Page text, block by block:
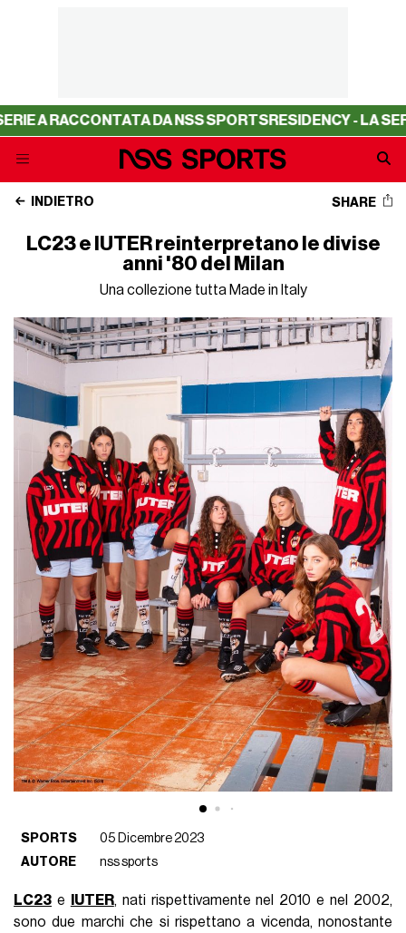
DA NSS SPORTSRESIDENCY - LA SERIE A
INDIETRO SHARE
LC23 e IUTER reinterpretano le divise
anni '80 del Milan
Una collezione tutta Made in Italy
SPORTS
05 Dicembre 2023
AUTORE
nss sports
LC23 e IUTER, nati rispettivamente nel 2010 e nel 2002,
sono due marchi che si rispettano a vicenda, nonostante